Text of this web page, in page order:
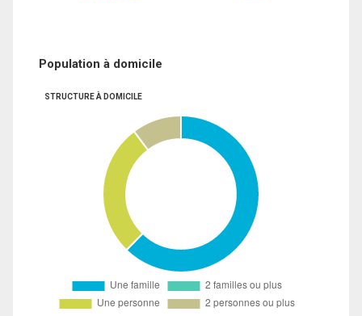
Population à domicile
STRUCTURE À DOMICILE